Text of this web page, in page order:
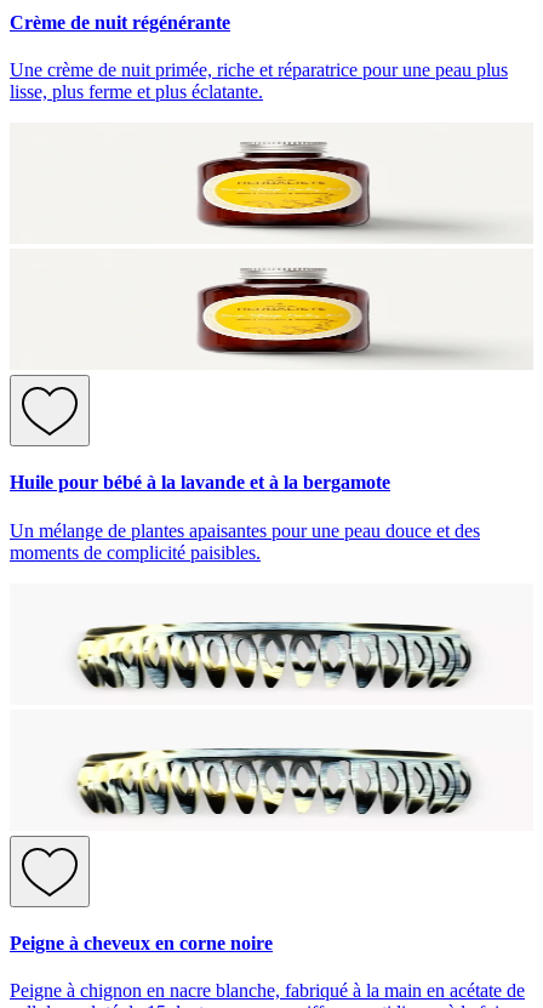
Crème de nuit régénérante
Une crème de nuit primée, riche et réparatrice pour une peau plus
lisse, plus ferme et plus éclatante.
Huile pour bébé à la lavande et à la bergamote
Un mélange de plantes apaisantes pour une peau douce et des
moments de complicité paisibles.
Peigne à cheveux en corne noire
Peigne à chignon en nacre blanche, fabriqué à la main en acétate de